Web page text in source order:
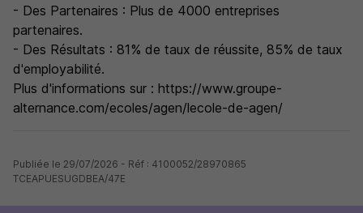
- Des Partenaires : Plus de 4000 entreprises
partenaires.
- Des Résultats : 81% de taux de réussite, 85% de taux
d'employabilité.
Plus d'informations sur : https://www.groupe-
alternance.com/ecoles/agen/lecole-de-agen/
Publiée le 29/07/2026 - Réf : 4100052/28970865
TCEAPUESUGDBEA/47E